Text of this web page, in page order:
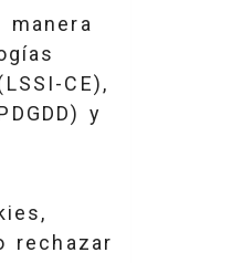
CE),
y
rechazar